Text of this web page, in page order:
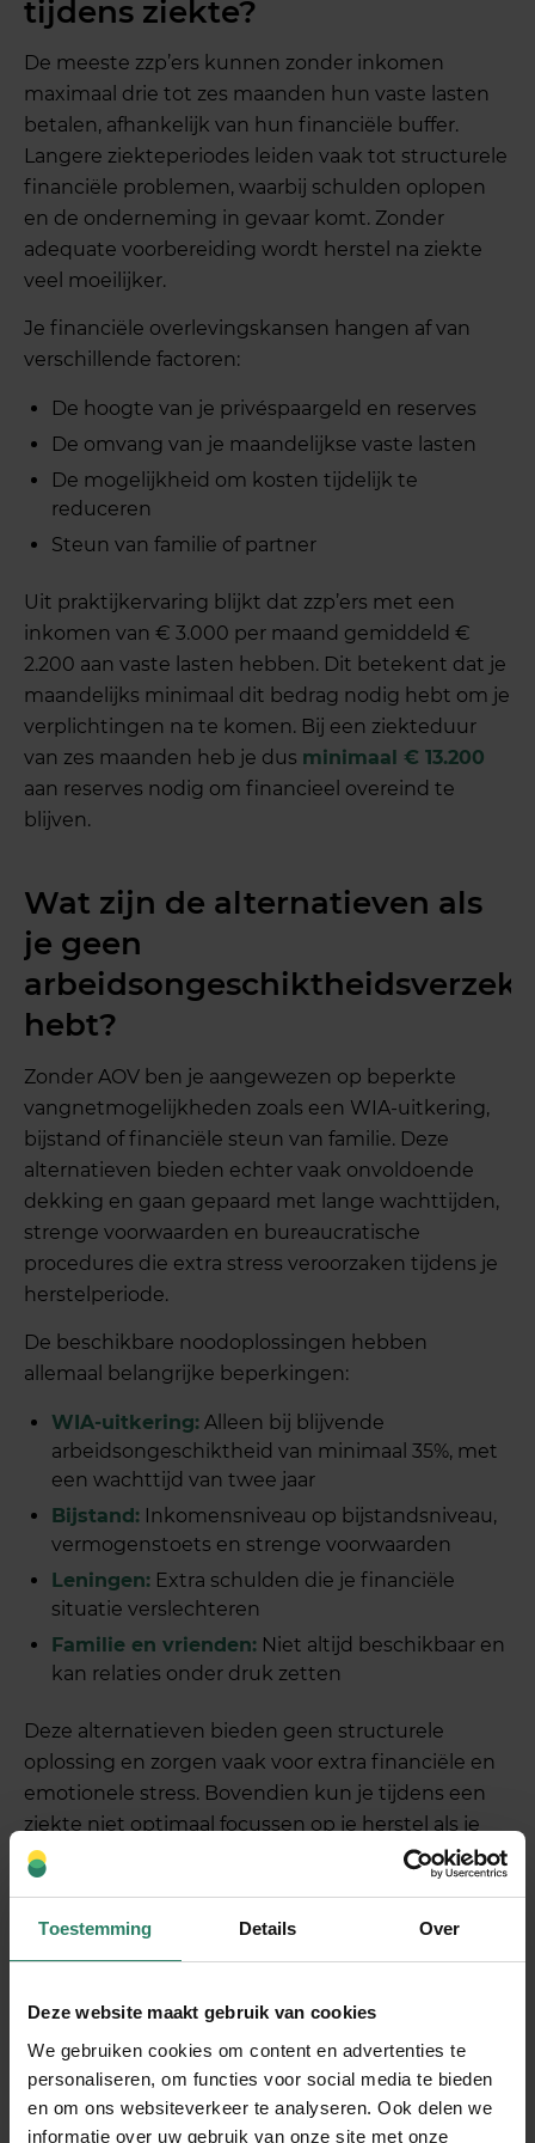
Toestemming Details Over
Deze website maakt gebruik van cookies
We gebruiken cookies om content en advertenties te
personaliseren, om functies voor social media te bieden
en om ons websiteverkeer te analyseren. Ook delen we
informatie over uw gebruik van onze site met onze
tijdens ziekte?
De meeste zzp’ers kunnen zonder inkomen
maximaal drie tot zes maanden hun vaste lasten
betalen, afhankelijk van hun financiële buffer.
Langere ziekteperiodes leiden vaak tot structurele
financiële problemen, waarbij schulden oplopen
en de onderneming in gevaar komt. Zonder
adequate voorbereiding wordt herstel na ziekte
veel moeilijker.
Je financiële overlevingskansen hangen af van
verschillende factoren:
De hoogte van je privéspaargeld en reserves
De omvang van je maandelijkse vaste lasten
De mogelijkheid om kosten tijdelijk te
reduceren
Steun van familie of partner
Uit praktijkervaring blijkt dat zzp’ers met een
inkomen van € 3.000 per maand gemiddeld €
2.200 aan vaste lasten hebben. Dit betekent dat je
maandelijks minimaal dit bedrag nodig hebt om je
verplichtingen na te komen. Bij een ziekteduur
van zes maanden heb je dus minimaal € 13.200
aan reserves nodig om financieel overeind te
blijven.
Wat zijn de alternatieven als
je geen
hebt?
Zonder AOV ben je aangewezen op beperkte
vangnetmogelijkheden zoals een WIA-uitkering,
bijstand of financiële steun van familie. Deze
alternatieven bieden echter vaak onvoldoende
dekking en gaan gepaard met lange wachttijden,
strenge voorwaarden en bureaucratische
procedures die extra stress veroorzaken tijdens je
herstelperiode.
De beschikbare noodoplossingen hebben
allemaal belangrijke beperkingen:
WIA-uitkering: Alleen bij blijvende
arbeidsongeschiktheid van minimaal 35%, met
een wachttijd van twee jaar
Bijstand: Inkomensniveau op bijstandsniveau,
vermogenstoets en strenge voorwaarden
Leningen: Extra schulden die je financiële
situatie verslechteren
Familie en vrienden: Niet altijd beschikbaar en
kan relaties onder druk zetten
Deze alternatieven bieden geen structurele
oplossing en zorgen vaak voor extra financiële en
emotionele stress. Bovendien kun je tijdens een
ziekte niet optimaal focussen op je herstel als je
constant bezig bent met het regelen van
Welke langetermijnrisico’s
loop je zonder adequate
bescherming?
Langdurige ziekte zonder financiële bescherming
kan leiden tot het volledig verlies van je